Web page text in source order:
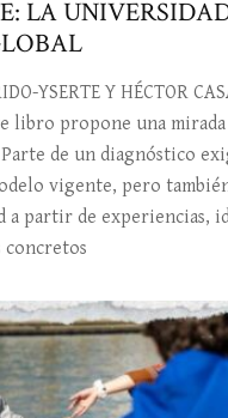
LA
YSERTE Y HÉCTOR
libro propone una
Parte de un diagnóstico
vigente, pero
a partir de experiencias,
concretos